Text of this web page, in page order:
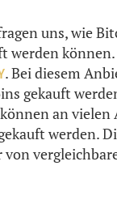
uns, wie
werden
. Bei diesem
gekauft
an
werden.
von